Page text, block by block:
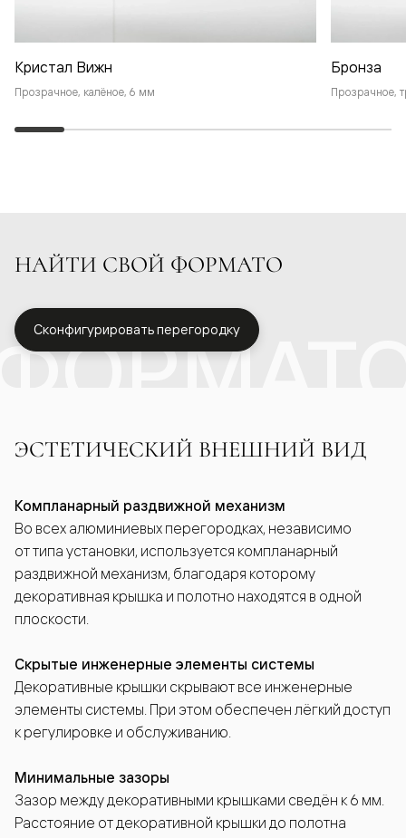
Кристал Вижн
Прозрачное, калёное, 6 мм
Бронза
Прозрачное,
НАЙТИ СВОЙ ФОРМАТО
Сконфигурировать перегородку
ЭСТЕТИЧЕСКИЙ ВНЕШНИЙ ВИД
Компланарный раздвижной механизм
Во всех алюминиевых перегородках, независимо
от типа установки, используется компланарный
раздвижной механизм, благодаря которому
декоративная крышка и полотно находятся в одной
плоскости.
Скрытые инженерные элементы системы
Декоративные крышки скрывают все инженерные
элементы системы. При этом обеспечен лёгкий доступ
к регулировке и обслуживанию.
Минимальные зазоры
Зазор между декоративными крышками сведён к 6 мм.
Расстояние от декоративной крышки до полотна